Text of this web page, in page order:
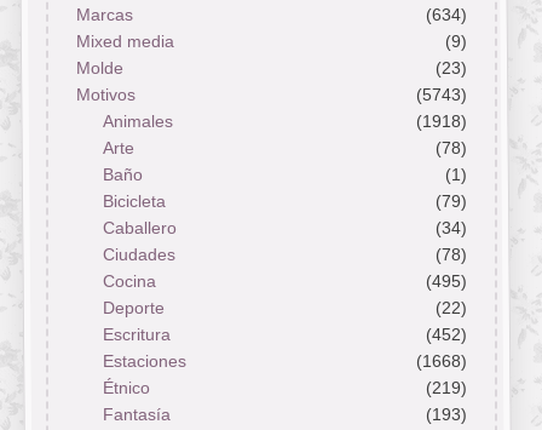
Marcas
(634)
Mixed media
(9)
Molde
(23)
Motivos
(5743)
Animales
(1918)
Arte
(78)
Baño
(1)
Bicicleta
(79)
Caballero
(34)
Ciudades
(78)
Cocina
(495)
Deporte
(22)
Escritura
(452)
Estaciones
(1668)
Étnico
(219)
Fantasía
(193)